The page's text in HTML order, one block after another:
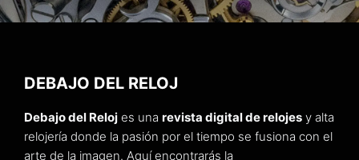
DEBAJO DEL RELOJ
Debajo del Reloj es una revista digital de relojes y alta
relojería donde la pasión por el tiempo se fusiona con el
arte de la imagen. Aquí encontrarás la